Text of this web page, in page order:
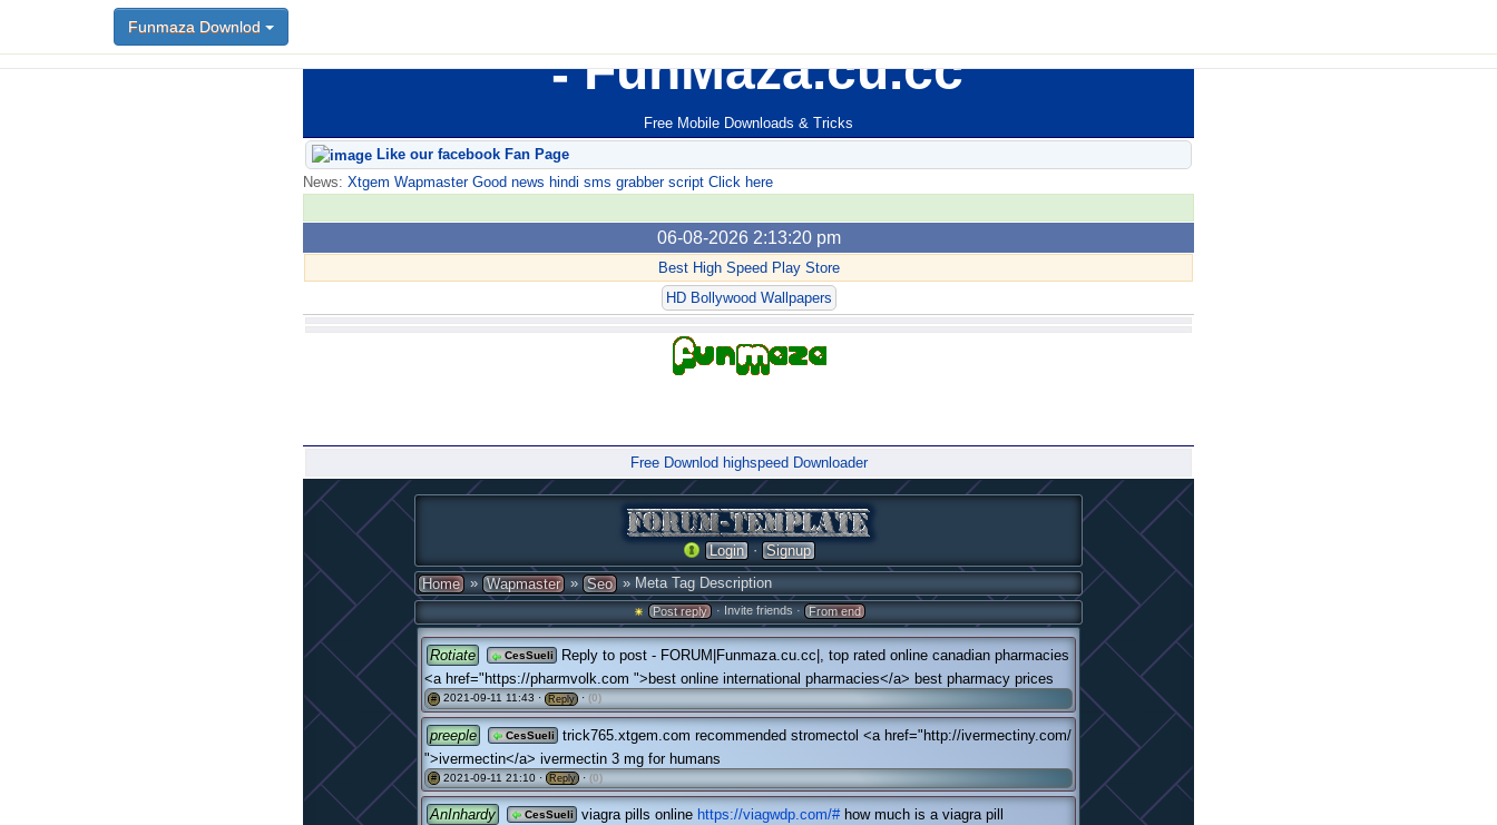
FunMaza.cu.cc
Free Mobile Downloads & Tricks
Funmaza Downlod
Like our facebook Fan Page
News: Xtgem Wapmaster Good news hindi sms grabber script Click here
06-08-2026 2:13:20 pm
Best High Speed Play Store
HD Bollywood Wallpapers
Free Downlod highspeed Downloader
Login · Signup
Home » Wapmaster » Seo » Meta Tag Description
Post reply · Invite friends · From end
Rotiate CesSueli
Reply to post - FORUM|Funmaza.cu.cc|, top rated online canadian pharmacies
<a href="https://pharmvolk.com ">best online international pharmacies</a> best pharmacy prices
# 2021-09-11 11:43 · Reply · (0)
preeple CesSueli
trick765.xtgem.com recommended stromectol <a href="http://ivermectiny.com/
">ivermectin</a> ivermectin 3 mg for humans
# 2021-09-11 21:10 · Reply · (0)
AnInhardy CesSueli viagra pills online https://viagwdp.com/#how much is a viagra pill